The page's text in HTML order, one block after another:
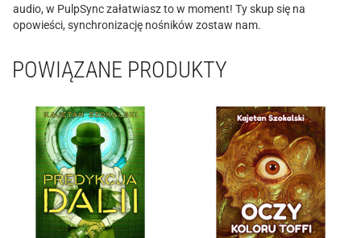
audio, w PulpSync załatwiasz to w moment! Ty skup się na
opowieści, synchronizację nośników zostaw nam.
POWIĄZANE PRODUKTY